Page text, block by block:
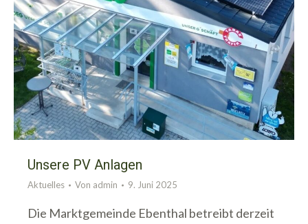
Unsere PV Anlagen
Aktuelles Von admin 9. Juni 2025
Die Marktgemeinde Ebenthal betreibt derzeit